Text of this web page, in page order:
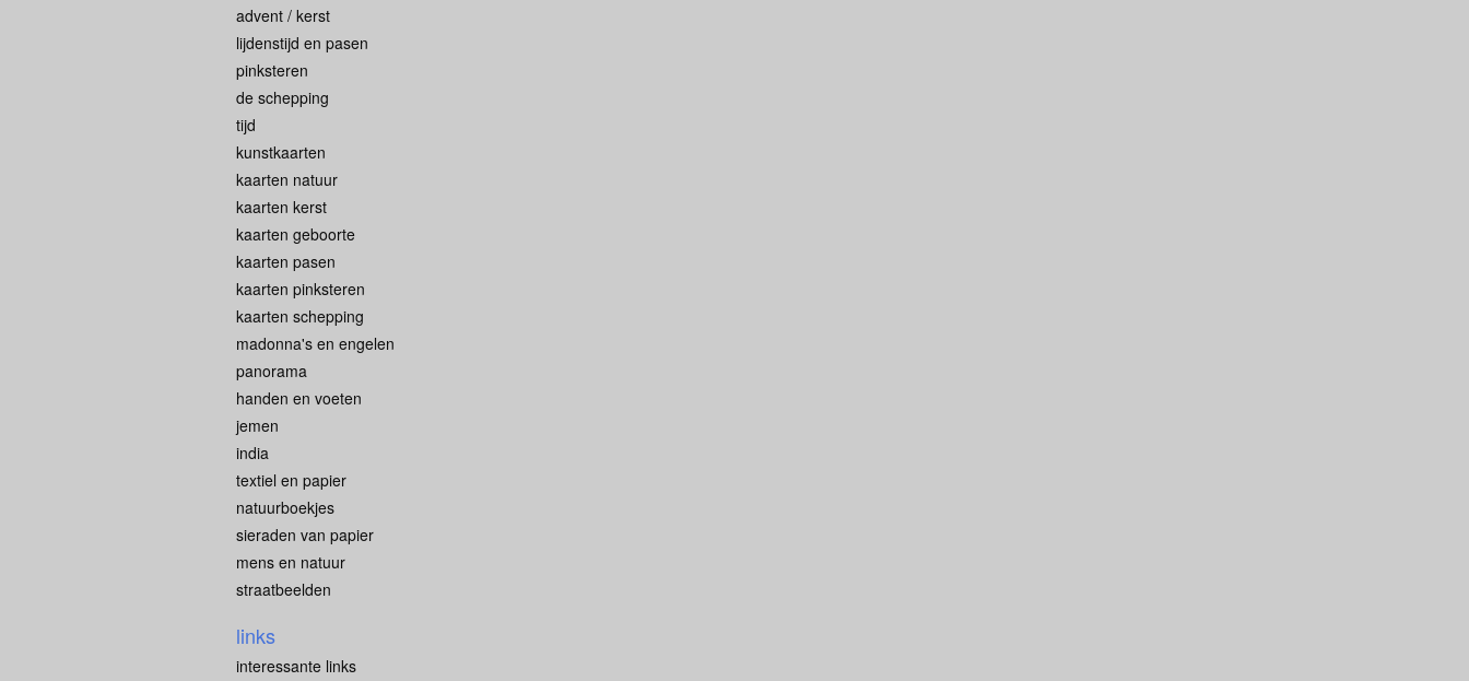
advent / kerst
lijdenstijd en pasen
pinksteren
de schepping
tijd
kunstkaarten
kaarten natuur
kaarten kerst
kaarten geboorte
kaarten pasen
kaarten pinksteren
kaarten schepping
madonna's en engelen
panorama
handen en voeten
jemen
india
textiel en papier
natuurboekjes
sieraden van papier
mens en natuur
straatbeelden
links
interessante links